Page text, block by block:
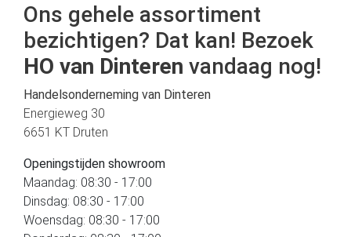
Ons gehele assortiment
bezichtigen? Dat kan! Bezoek
HO van Dinteren vandaag nog!
Handelsonderneming van Dinteren
Energieweg 30
6651 KT Druten
Openingstijden showroom
Maandag: 08:30 - 17:00
Dinsdag: 08:30 - 17:00
Woensdag: 08:30 - 17:00